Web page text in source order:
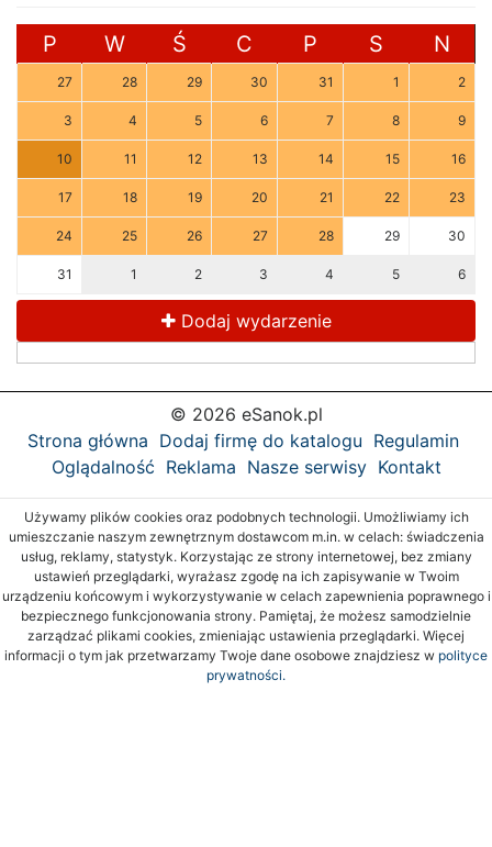
P W Ś C P S N
27 28 29 30 31 1 2
3 4 5 6 7 8 9
10 11 12 13 14 15 16
17 18 19 20 21 22 23
24 25 26 27 28 29 30
31 1 2 3 4 5 6
Dodaj wydarzenie
© 2026 eSanok.pl
Strona główna Dodaj firmę do katalogu Regulamin
Oglądalność Reklama Nasze serwisy Kontakt
Używamy plików cookies oraz podobnych technologii. Umożliwiamy ich
umieszczanie naszym zewnętrznym dostawcom m.in. w celach: świadczenia
usług, reklamy, statystyk. Korzystając ze strony internetowej, bez zmiany
ustawień przeglądarki, wyrażasz zgodę na ich zapisywanie w Twoim
urządzeniu końcowym i wykorzystywanie w celach zapewnienia poprawnego i
bezpiecznego funkcjonowania strony. Pamiętaj, że możesz samodzielnie
zarządzać plikami cookies, zmieniając ustawienia przeglądarki. Więcej
informacji o tym jak przetwarzamy Twoje dane osobowe znajdziesz w polityce
prywatności.